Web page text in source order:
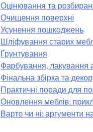
Оцінювання та
Очищення поверхні
Усунення пошкоджень
Шліфування старих
Ґрунтування
Фарбування, лакування
Фінальна збірка та
Практичні поради для
Оновлення меблів:
Варто чи ні: аргументи